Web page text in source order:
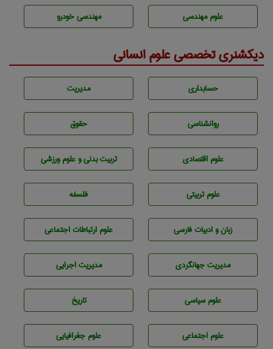
علوم مهندسی مهندسی خودرو
دیکشنری تخصصی علوم انسانی
حسابداری مديريت
روانشناسی حقوق
علوم اقتصادی تربيت بدنی و علوم ورزشی
علوم تربيتی فلسفه
زبان و ادبيات فارسی علوم ارتباطات اجتماعی
مديريت جهانگردی مديريت اجرايی
علوم سياسی تاريخ
علوم اجتماعی علوم جغرافيايی